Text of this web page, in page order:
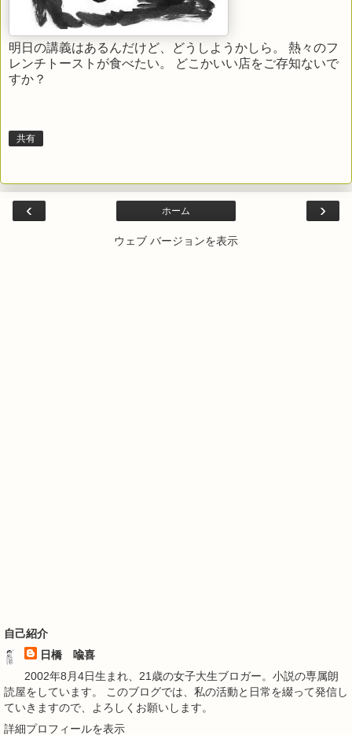
明日の講義はあるんだけど、どうしようかしら。 熱々のフ
レンチトーストが食べたい。 どこかいい店をご存知ないで
すか？
共有
‹ ›
ホーム
ウェブ バージョンを表示
自己紹介
日橋 喩喜
2002年8月4日生まれ、21歳の女子大生ブロガー。小説の専属朗
読屋をしています。 このブログでは、私の活動と日常を綴って発信し
ていきますので、よろしくお願いします。
詳細プロフィールを表示